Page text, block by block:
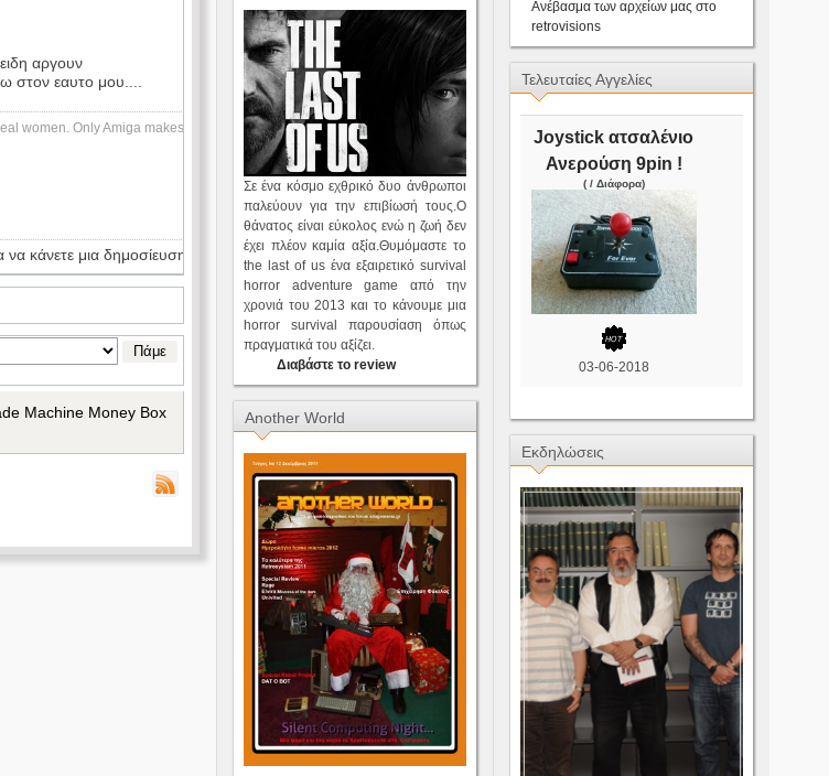
αργουν
στον εαυτο μου....
women. Only Amiga makes
κάνετε μια δημοσίευση.
Machine Money Box
Σε ένα κόσμο εχθρικό δυο άνθρωποι
παλεύουν για την επιβίωσή τους.Ο
θάνατος είναι εύκολος ενώ η ζωή δεν
έχει πλέον καμία αξία.Θυμόμαστε το
the last of us ένα εξαιρετικό survival
horror adventure game από την
χρονιά του 2013 και το κάνουμε μια
horror survival παρουσίαση όπως
πραγματικά του αξίζει.
Διαβάστε το review
Another World
Ανέβασμα των αρχείων μας στο
retrovisions
Τελευταίες Αγγελίες
Joystick ατσαλένιο
Ανερούση 9pin !
( / Διάφορα)
03-06-2018
Εκδηλώσεις